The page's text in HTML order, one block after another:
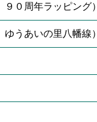
０周年ラッピング）
うあいの里八幡線）